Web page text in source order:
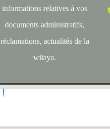
informations relatives à vos
documents administratifs,
réclamations, actualités de la
wilaya.